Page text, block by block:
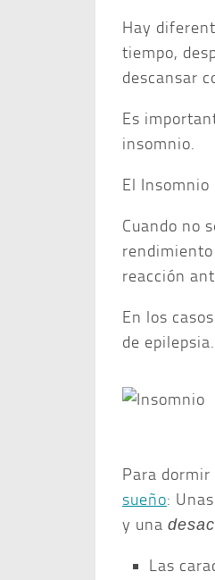
Hay
tiempo,
descansar
Es
insomnio.
El
Cuando no
reacción
En los
de epilepsia.
Para dormir
sueño: Unas
y una
Las